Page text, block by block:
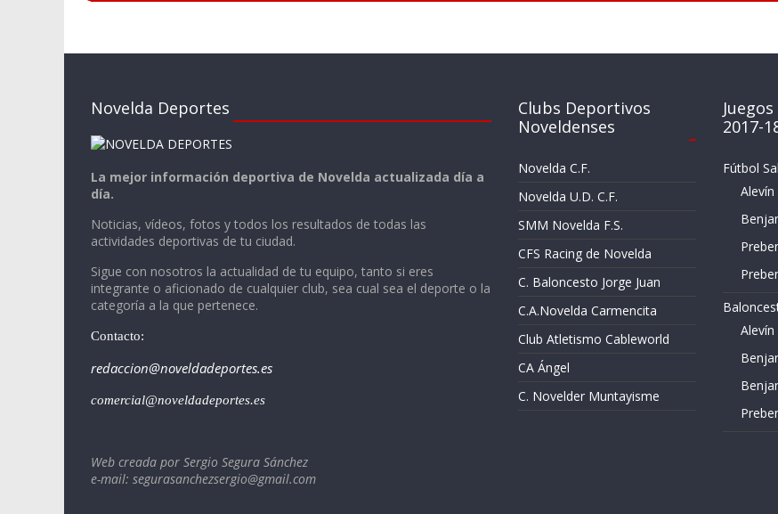
Novelda Deportes
La mejor información deportiva de Novelda actualizada día a
día.
Noticias, vídeos, fotos y todos los resultados de todas las
actividades deportivas de tu ciudad.
Sigue con nosotros la actualidad de tu equipo, tanto si eres
integrante o aficionado de cualquier club, sea cual sea el deporte o la
categoría a la que pertenece.
Contacto:
redaccion@noveldadeportes.es
comercial@noveldadeportes.es
Web creada por Sergio Segura Sánchez
e-mail: segurasanchezsergio@gmail.com
Clubs Deportivos
Noveldenses
Novelda C.F.
Novelda U.D. C.F.
SMM Novelda F.S.
CFS Racing de Novelda
C. Baloncesto Jorge Juan
C.A.Novelda Carmencita
Club Atletismo Cableworld
CA Ángel
C. Novelder Muntayisme
2017-
Fútbol
Alevín
Alevín